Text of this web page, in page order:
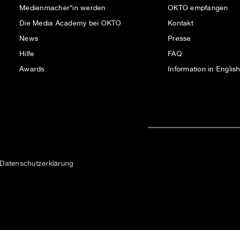
Medienmacher*in werden
Die Media Academy bei OKTO
News
Hilfe
Awards
OKTO empfangen
Kontakt
Presse
FAQ
Information in English
Datenschutzerklärung